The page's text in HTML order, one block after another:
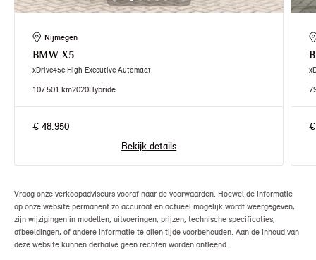
Nijmegen
BMW X5
xDrive45e High Executive Automaat
107.501 km2020Hybride
€ 48.950
Bekijk details
Vraag onze verkoopadviseurs vooraf naar de voorwaarden. Hoewel de informatie
op onze website permanent zo accuraat en actueel mogelijk wordt weergegeven,
zijn wijzigingen in modellen, uitvoeringen, prijzen, technische specificaties,
afbeeldingen, of andere informatie te allen tijde voorbehouden. Aan de inhoud van
deze website kunnen derhalve geen rechten worden ontleend.